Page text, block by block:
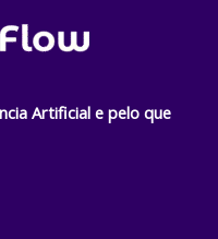
Artificial e pelo que